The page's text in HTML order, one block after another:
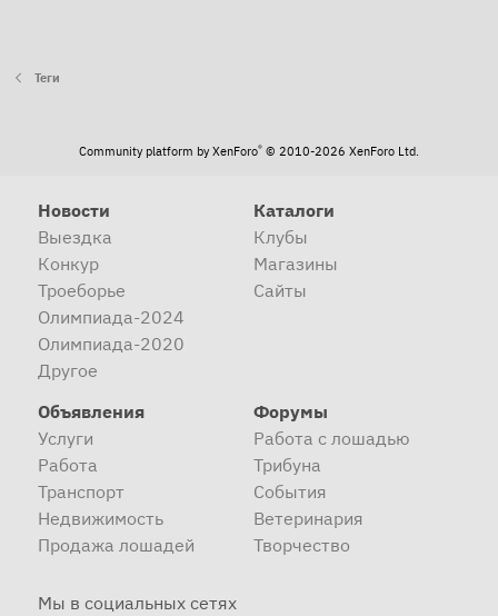
Теги
Community platform by XenForo® © 2010-2026 XenForo Ltd.
Новости
Выездка
Конкур
Троеборье
Олимпиада-2024
Олимпиада-2020
Другое
Каталоги
Клубы
Магазины
Сайты
Объявления
Услуги
Работа
Транспорт
Недвижимость
Продажа лошадей
Форумы
Работа с лошадью
Трибуна
События
Ветеринария
Творчество
Мы в социальных сетях